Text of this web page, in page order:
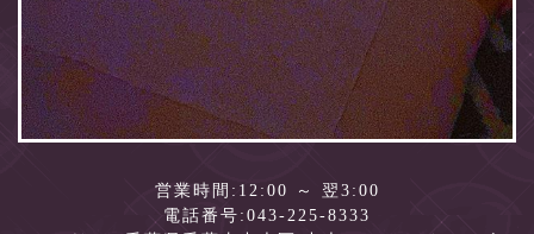
営業時間: 12:00 ～ 翌3:00
電話番号: 043-225-8333